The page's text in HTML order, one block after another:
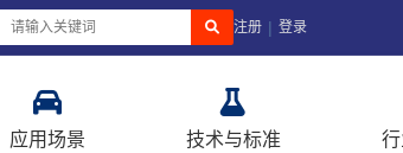
注册 | 登录
应用场景 技术与标准